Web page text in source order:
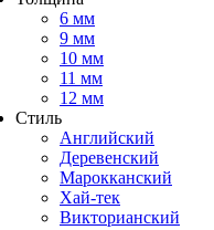
6 мм
9 мм
10 мм
11 мм
12 мм
Стиль
Английский
Деревенский
Марокканский
Хай-тек
Викторианский